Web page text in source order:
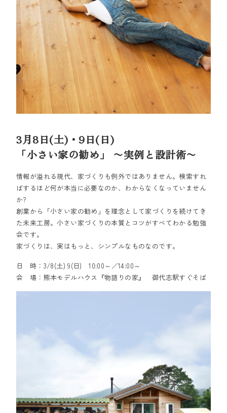
3月8日(土)・9日(日)
「小さい家の勧め」 〜実例と設計術〜
情報が溢れる現代、家づくりも例外ではありません。検索すれ
ばするほど何が本当に必要なのか、わからなくなっていません
か?
創業から「小さい家の勧め」を理念として家づくりを続けてき
た未来工房。小さい家づくりの本質とコツがすべてわかる勉強
会です。
家づくりは、実はもっと、シンプルなものなのです。
日 時：3/8(土) 9(日) 10:00～／14:00～
会 場：熊本モデルハウス『物語りの家』 御代志駅すぐそば